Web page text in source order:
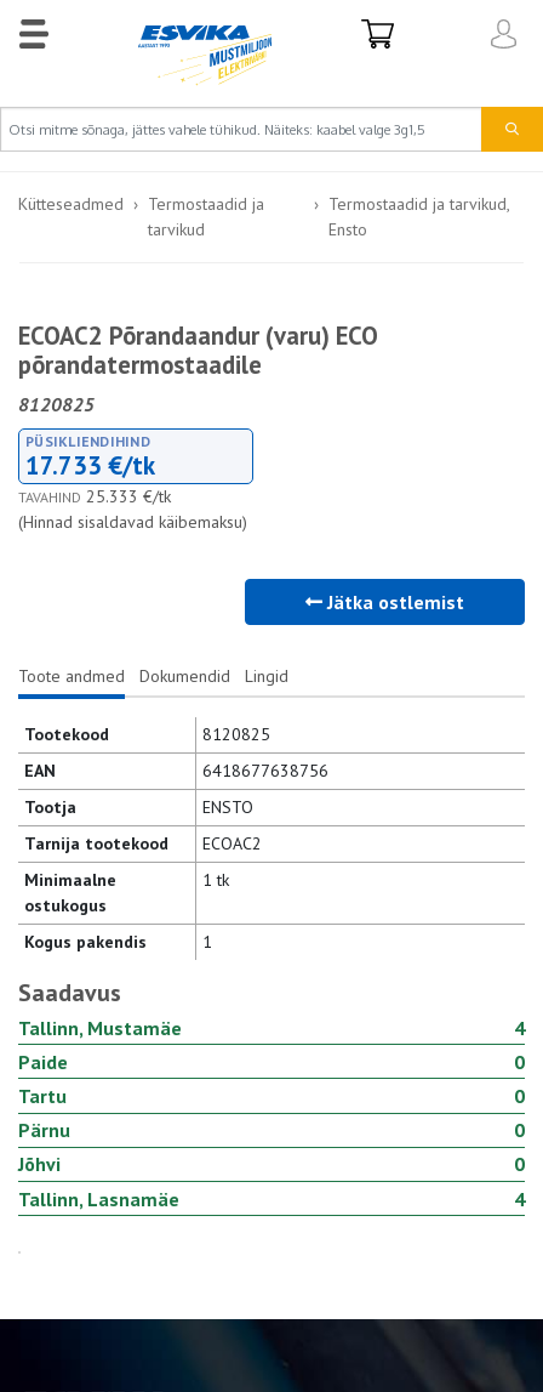
Kütteseadmed
Termostaadid ja
tarvikud
Termostaadid ja tarvikud,
Ensto
ECOAC2 Põrandaandur (varu) ECO
põrandatermostaadile
8120825
PÜSIKLIENDIHIND
17.733 €/tk
TAVAHIND 25.333 €/tk
(Hinnad sisaldavad käibemaksu)
Jätka ostlemist
Toote andmed Dokumendid Lingid
Tootekood
8120825
EAN
6418677638756
Tootja
ENSTO
Tarnija tootekood
ECOAC2
Minimaalne
ostukogus
1 tk
Kogus pakendis 1
Saadavus
Tallinn, Mustamäe
4
Paide
0
Tartu
0
Pärnu
0
Jõhvi
0
Tallinn, Lasnamäe
4